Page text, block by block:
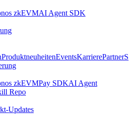
zkEVMAI Agent SDK
ProduktneuheitenEventsKarrierePartnerS
zkEVMPay SDKAI Agent
Repo
Updates